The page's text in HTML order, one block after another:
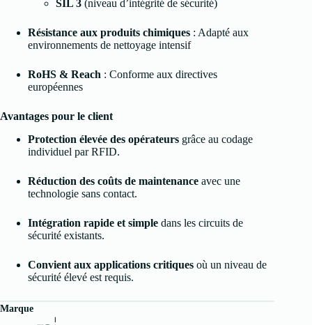
SIL 3 (niveau d’intégrité de sécurité)
Résistance aux produits chimiques : Adapté aux
environnements de nettoyage intensif
RoHS & Reach : Conforme aux directives
européennes
Avantages pour le client
Protection élevée des opérateurs grâce au codage
individuel par RFID.
Réduction des coûts de maintenance avec une
technologie sans contact.
Intégration rapide et simple dans les circuits de
sécurité existants.
Convient aux applications critiques où un niveau de
sécurité élevé est requis.
Marque